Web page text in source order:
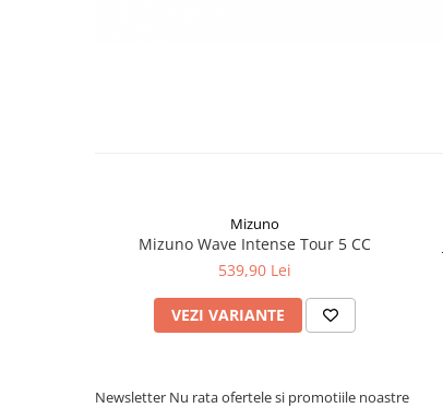
Mizuno
Mizuno Wave Intense Tour 5 CC
539,90 Lei
VEZI VARIANTE
Newsletter Nu rata ofertele si promotiile noastre